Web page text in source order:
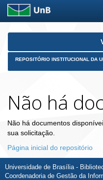
Skip
REPOSITÓRIO INSTITUCIONAL DA
Não há
Não há documentos
sua solicitação.
Página inicial do repositório
Universidade de Brasília -
Coordenadoria de Gestão da